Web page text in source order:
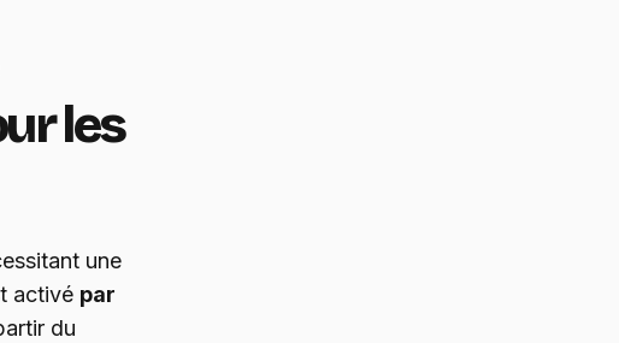
les
une
activé par
du